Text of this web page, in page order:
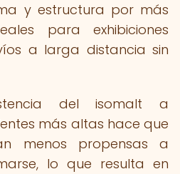
y estructura por más
para exhibiciones
a larga distancia sin
del isomalt a
más altas hace que
menos propensas a
lo que resulta en